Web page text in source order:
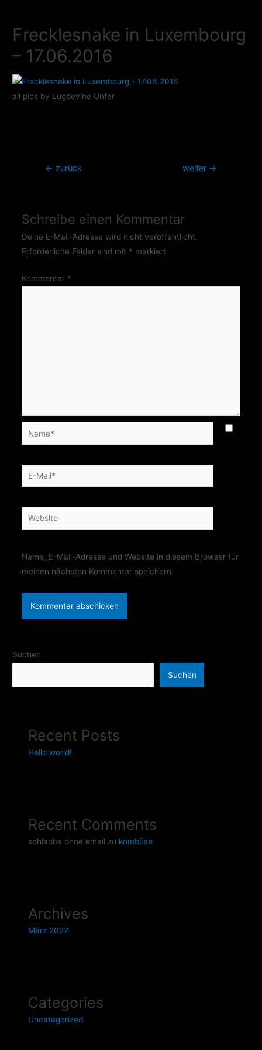
springen
Frecklesnake in Luxembourg
– 17.06.2016
all pics by Lugdevine Unfer
Beitragsnavigation
← zurück weiter →
Schreibe einen Kommentar
Deine E-Mail-Adresse wird nicht veröffentlicht.
Erforderliche Felder sind mit * markiert
Kommentar *
Name*
E-
Mail*
Website
Name, E-Mail-Adresse und Website in diesem Browser für
meinen nächsten Kommentar speichern.
Suchen
Suchen
Recent Posts
Hello world!
Recent Comments
schlapbe ohne email zu kombüse
Archives
März 2022
Categories
Uncategorized